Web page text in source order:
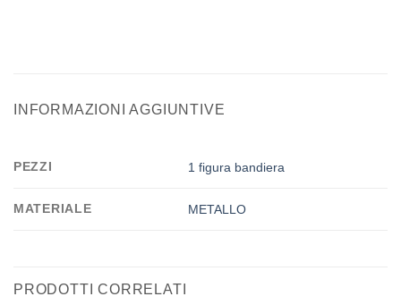
INFORMAZIONI AGGIUNTIVE
PEZZI 1 figura bandiera
MATERIALE METALLO
PRODOTTI CORRELATI